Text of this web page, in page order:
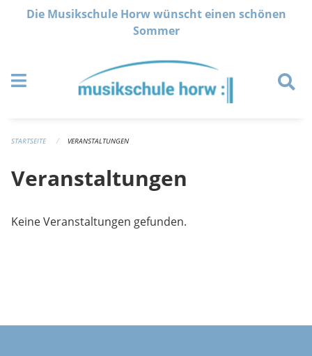
Navigation überspringen
Die Musikschule Horw wünscht einen schönen
Sommer
STARTSEITE VERANSTALTUNGEN
Veranstaltungen
Keine Veranstaltungen gefunden.